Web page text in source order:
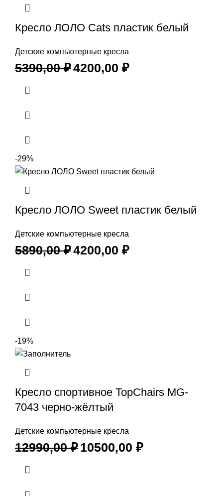
Кресло ЛОЛО Cats пластик белый
Детские компьютерные кресла
5390,00₽4200,00 ₽
-29%
Кресло ЛОЛО Sweet пластик белый
Детские компьютерные кресла
5890,00₽4200,00 ₽
-19%
Кресло спортивное TopChairs MG-
7043 черно-жёлтый
Детские компьютерные кресла
12990,00₽10500,00 ₽